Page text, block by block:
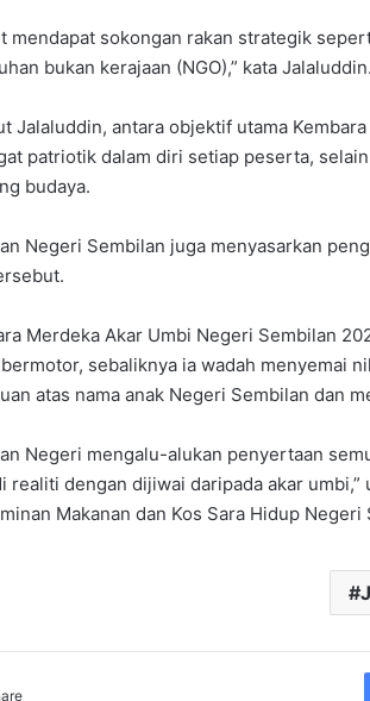
mendapat sokongan rakan strategik
bukan kerajaan (NGO),” kata Jalaluddin.
Jalaluddin, antara objektif utama
patriotik dalam diri setiap peserta,
budaya.
Negeri Sembilan juga menyasarkan
Merdeka Akar Umbi Negeri Sembilan
sebaliknya ia wadah menyemai
atas nama anak Negeri Sembilan dan
Negeri mengalu-alukan penyertaan
realiti dengan dijiwai daripada akar
Makanan dan Kos Sara Hidup Negeri